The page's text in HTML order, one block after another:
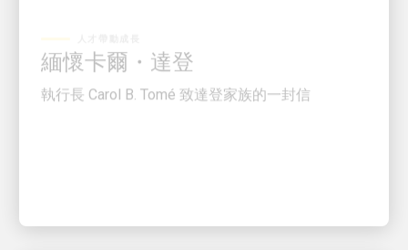
執行長 Carol B. Tomé 致達登家族的一封信